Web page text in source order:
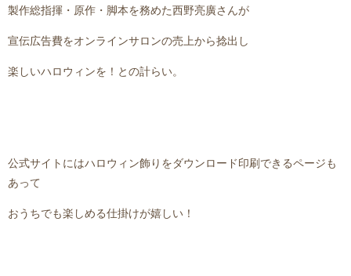
製作総指揮・原作・脚本を務めた西野亮廣さんが
宣伝広告費をオンラインサロンの売上から捻出し
楽しいハロウィンを！との計らい。
公式サイトにはハロウィン飾りをダウンロード印刷できるページも
あって
おうちでも楽しめる仕掛けが嬉しい！